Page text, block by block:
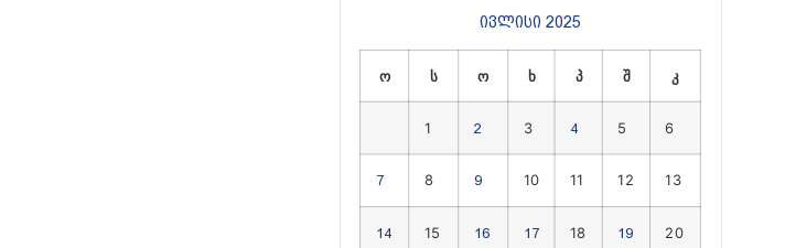
ივლისი 2025
ო ს ო ხ პ შ კ
1 2 3 4 5 6
7 8 9 10 11 12 13
14 15 16 17 18 19 20